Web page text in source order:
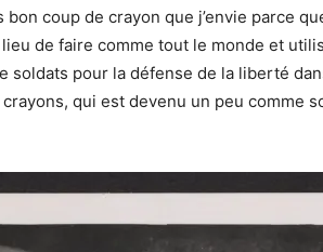
coup de crayon que j’envie parce
de faire comme tout le monde et
pour la défense de la liberté
qui est devenu un peu comme